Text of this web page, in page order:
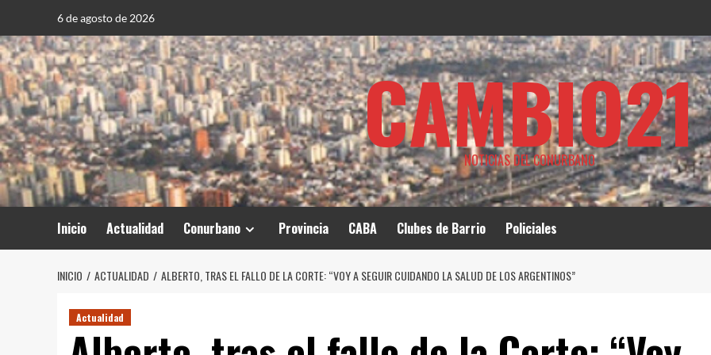
contenido
6 de agosto de 2026
CAMBIO21
NOTICIAS DEL CONURBANO
Inicio Actualidad Conurbano Provincia CABA Clubes de Barrio Policiales
INICIO ACTUALIDAD ALBERTO, TRAS EL FALLO DE LA CORTE: “VOY A SEGUIR CUIDANDO LA SALUD DE LOS ARGENTINOS”
Actualidad